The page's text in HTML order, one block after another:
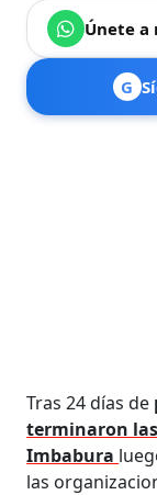
Únete a
G
Tras 24 días de
terminaron
Imbabura
las